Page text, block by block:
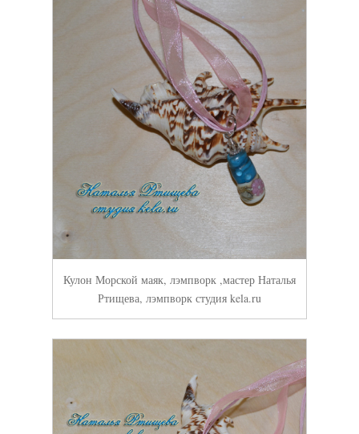
Кулон Морской маяк, лэмпворк ,мастер Наталья
Ртищева, лэмпворк студия kela.ru